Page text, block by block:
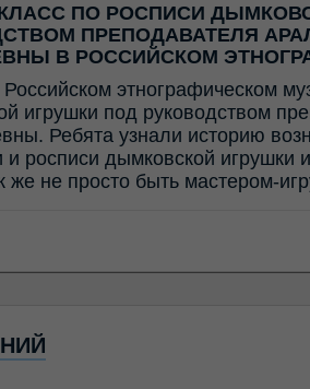
ПО РОСПИСИ
ПРЕПОДАВАТЕЛЯ
В РОССИЙСКОМ
этнографическом
игрушки под руководством
Ребята узнали историю
и росписи дымковской игрушки
же не просто быть мастером-